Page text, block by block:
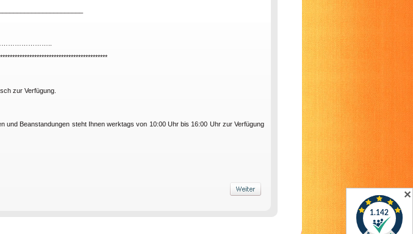
zur Verfügung.
und Beanstandungen steht Ihnen werktags von 10:00 Uhr bis 16:00 Uhr zur Verfügung
✕